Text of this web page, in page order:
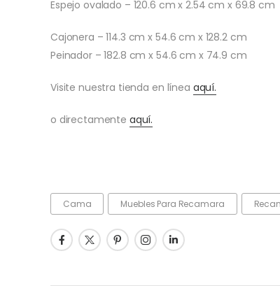
Espejo ovalado – 120.6 cm x 2.54 cm x 69.8 cm
Cajonera – 114.3 cm x 54.6 cm x 128.2 cm
Peinador – 182.8 cm x 54.6 cm x 74.9 cm
Visite nuestra tienda en línea aquí.
o directamente aquí.
Cama Muebles Para Recamara